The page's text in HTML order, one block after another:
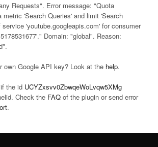
Requests". Error message: "Quota
metric 'Search Queries' and limit 'Search
'youtube.googleapis.com' for consumer
Domain: "global". Reason:
own Google API key? Look at the help.
the id UCYZxsvv0ZbwqeWoLvqw5XMg
Check the FAQ of the plugin or send error
.